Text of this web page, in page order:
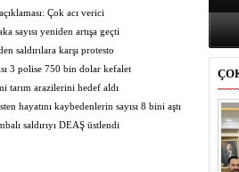
Çok acı verici
sayısı yeniden artışa geçti
saldırılara karşı protesto
3 polise 750 bin dolar kefalet
tarım arazilerini hedef aldı
hayatını kaybedenlerin sayısı 8 bini aştı
saldırıyı DEAŞ üstlendi